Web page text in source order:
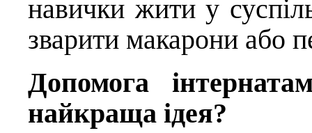
навички жити у
зварити макарони або
Допомога
найкраща ідея?